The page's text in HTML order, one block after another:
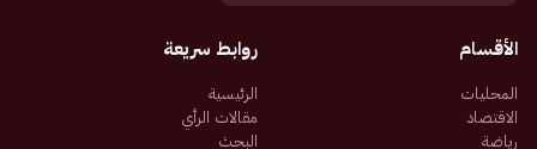
الأقسام
المحليات
الاقتصاد
رياضة
روابط سريعة
الرئيسية
مقالات الرأي
البحث